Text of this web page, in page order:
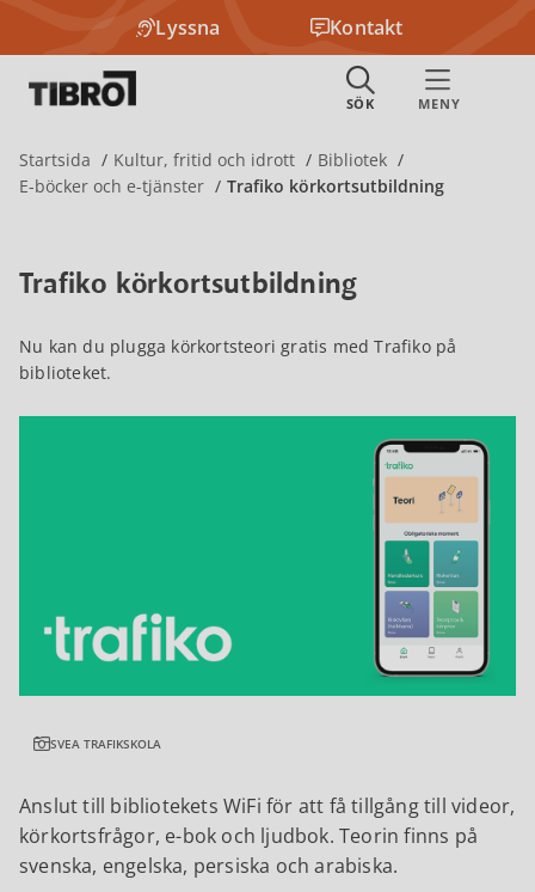
Lyssna Kontakt
Startsida Kultur, fritid och idrott
Bibliotek
E-böcker och e-tjänster
Trafiko körkortsutbildning
Trafiko körkortsutbildning
Nu kan du plugga körkortsteori gratis med Trafiko på
biblioteket.
SVEA TRAFIKSKOLA
Anslut till bibliotekets WiFi för att få tillgång till videor,
körkortsfrågor, e-bok och ljudbok. Teorin finns på
svenska, engelska, persiska och arabiska.